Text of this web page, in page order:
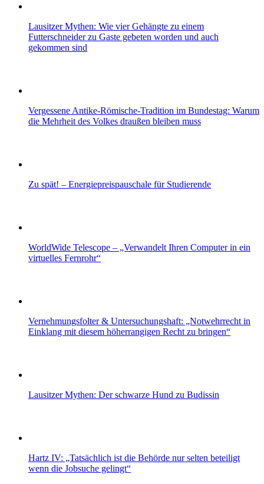
Lausitzer Mythen: Wie vier Gehängte zu einem
Futterschneider zu Gaste gebeten worden und auch
gekommen sind
Vergessene Antike-Römische-Tradition im Bundestag: Warum
die Mehrheit des Volkes draußen bleiben muss
Zu spät! – Energiepreispauschale für Studierende
WorldWide Telescope – „Verwandelt Ihren Computer in ein
virtuelles Fernrohr“
Vernehmungsfolter & Untersuchungshaft: „Notwehrrecht in
Einklang mit diesem höherrangigen Recht zu bringen“
Lausitzer Mythen: Der schwarze Hund zu Budissin
Hartz IV: „Tatsächlich ist die Behörde nur selten beteiligt
wenn die Jobsuche gelingt“